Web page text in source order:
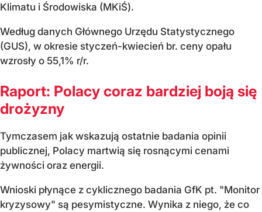
Klimatu i Środowiska (MKiŚ).
Według danych Głównego Urzędu Statystycznego
(GUS), w okresie styczeń-kwiecień br. ceny opału
wzrosły o 55,1% r/r.
Raport: Polacy coraz bardziej boją się
drożyzny
Tymczasem jak wskazują ostatnie badania opinii
publicznej, Polacy martwią się rosnącymi cenami
żywności oraz energii.
Wnioski płynące z cyklicznego badania GfK pt. "Monitor
kryzysowy" są pesymistyczne. Wynika z niego, że co